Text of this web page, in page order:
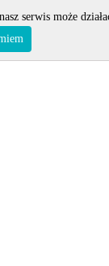
serwis może